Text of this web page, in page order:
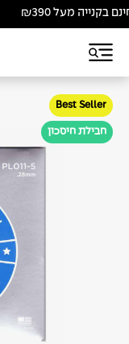
מעל ₪390
Best Seller
חבילת חיסכון